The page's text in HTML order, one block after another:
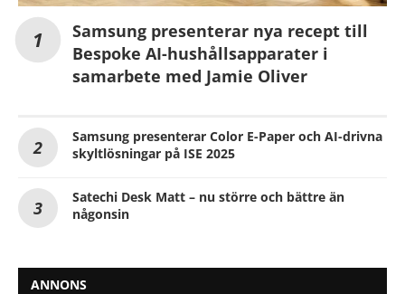
Samsung presenterar nya recept till
Bespoke AI-hushållsapparater i
samarbete med Jamie Oliver
Samsung presenterar Color E-Paper och AI-drivna
skyltlösningar på ISE 2025
Satechi Desk Matt – nu större och bättre än
någonsin
ANNONS